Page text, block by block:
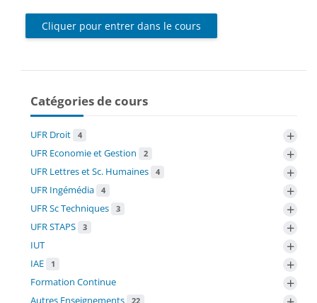
Cliquer pour entrer dans le cours
Catégories de cours
UFR Droit 4 +
UFR Economie et Gestion 2 +
UFR Lettres et Sc. Humaines 4 +
UFR Ingémédia 4 +
UFR Sc Techniques 3 +
UFR STAPS 3 +
IUT +
IAE 1 +
Formation Continue +
Autres Enseignements 22